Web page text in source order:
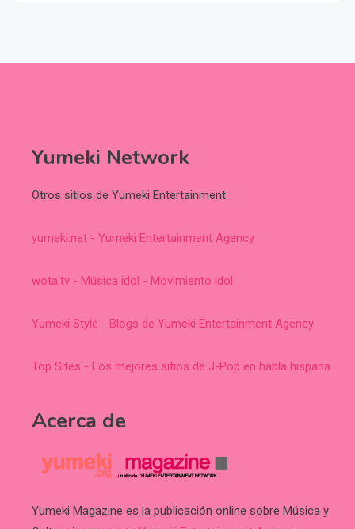
Yumeki Network
Otros sitios de Yumeki Entertainment:
yumeki.net - Yumeki Entertainment Agency
wota.tv - Música idol - Movimiento idol
Yumeki Style - Blogs de Yumeki Entertainment Agency
Top Sites - Los mejores sitios de J-Pop en habla hispana
Acerca de
Yumeki Magazine es la publicación online sobre Música y